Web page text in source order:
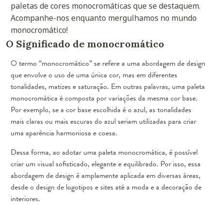
paletas de cores monocromáticas que se destaquem.
Acompanhe-nos enquanto mergulhamos no mundo
monocromático!
O Significado de monocromático
O termo “monocromático” se refere a uma abordagem de design
que envolve o uso de uma única cor, mas em diferentes
tonalidades, matizes e saturação. Em outras palavras, uma paleta
monocromática é composta por variações da mesma cor base.
Por exemplo, se a cor base escolhida é o azul, as tonalidades
mais claras ou mais escuras do azul seriam utilizadas para criar
uma aparência harmoniosa e coesa.
Dessa forma, ao adotar uma paleta monocromática, é possível
criar um visual sofisticado, elegante e equilibrado. Por isso, essa
abordagem de design é amplamente aplicada em diversas áreas,
desde o design de logotipos e sites até a moda e a decoração de
interiores.